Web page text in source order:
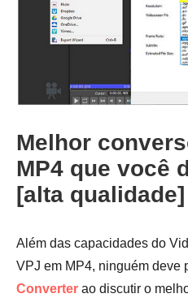
Passo 2.
Etapa 3.
Melhor
MP4 que você
[alta qualidade]
Além das capacidades do
VPJ em MP4, ninguém deve
Converter ao discutir o